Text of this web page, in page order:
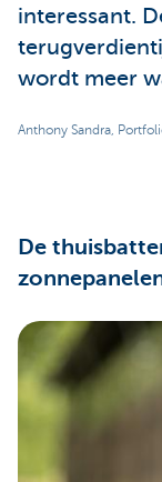
interessant.
wordt meer
Anthony Sandra,
De